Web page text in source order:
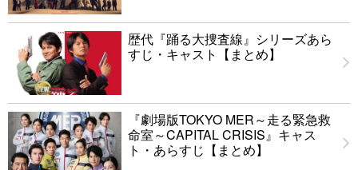
歴代『踊る大捜査線』シリーズあら
すじ・キャスト【まとめ】
『劇場版TOKYO MER～走る緊急救
命室～CAPITAL CRISIS』キャス
ト・あらすじ【まとめ】